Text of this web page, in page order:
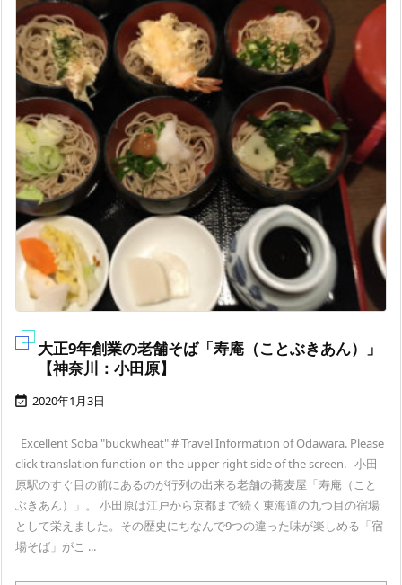
大正9年創業の老舗そば「寿庵（ことぶきあん）」
【神奈川：小田原】
 2020年1月3日
Excellent Soba "buckwheat" # Travel Information of Odawara. Please
click translation function on the upper right side of the screen. 小田
原駅のすぐ目の前にあるのが行列の出来る老舗の蕎麦屋「寿庵（こと
ぶきあん）」。 小田原は江戸から京都まで続く東海道の九つ目の宿場
として栄えました。その歴史にちなんで9つの違った味が楽しめる「宿
場そば」がこ ...